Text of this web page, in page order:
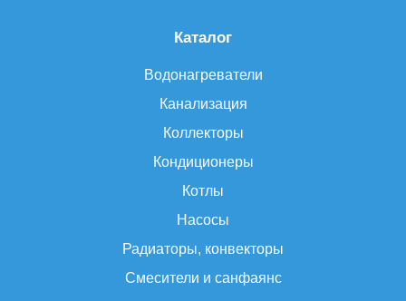
Каталог
Водонагреватели
Канализация
Коллекторы
Кондиционеры
Котлы
Насосы
Радиаторы, конвекторы
Смесители и санфаянс